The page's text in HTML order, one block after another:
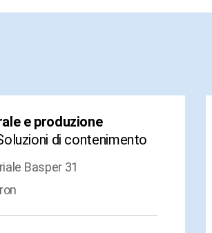
e produzione
di contenimento
Basper 31